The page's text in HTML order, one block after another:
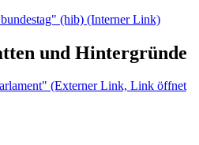
(hib) (Interner Link)
und Hintergründe
(Externer Link, Link öffnet